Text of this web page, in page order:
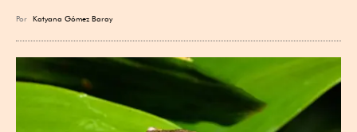
Por Katyana Gómez Baray